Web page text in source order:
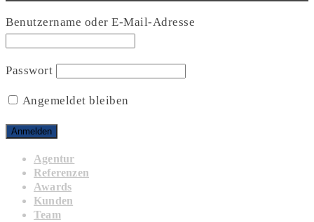
Benutzername oder E-Mail-Adresse
Passwort
Angemeldet bleiben
Agentur
Referenzen
Awards
Kunden
Team